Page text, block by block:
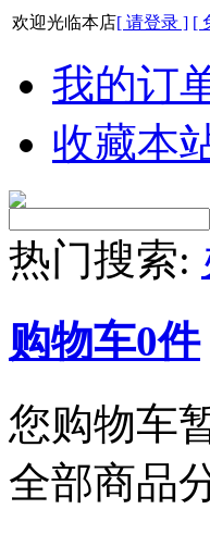
欢迎光临本店[ 请登录 ] [
我的订
收藏本
热门搜索:
购物车0件
您购物车
全部商品